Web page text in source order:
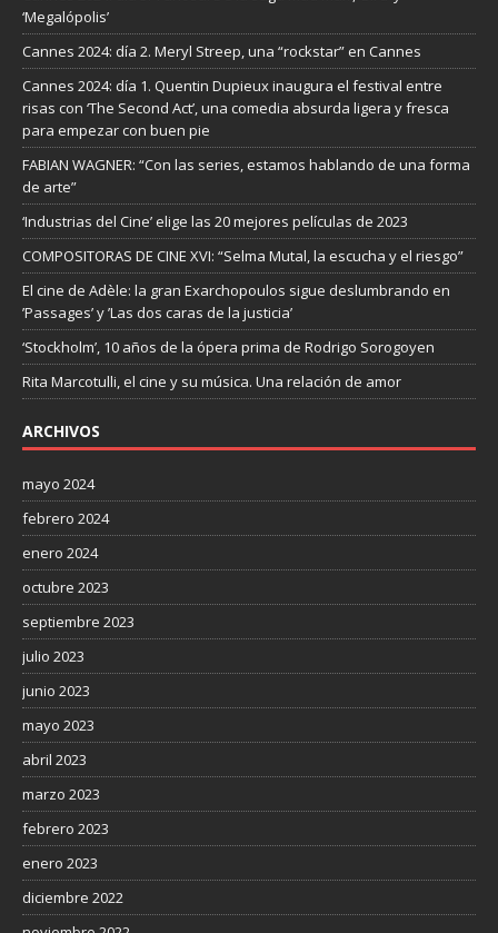
‘Megalópolis’
Cannes 2024: día 2. Meryl Streep, una “rockstar” en Cannes
Cannes 2024: día 1. Quentin Dupieux inaugura el festival entre
risas con ‘The Second Act’, una comedia absurda ligera y fresca
para empezar con buen pie
FABIAN WAGNER: “Con las series, estamos hablando de una forma
de arte”
‘Industrias del Cine’ elige las 20 mejores películas de 2023
COMPOSITORAS DE CINE XVI: “Selma Mutal, la escucha y el riesgo”
El cine de Adèle: la gran Exarchopoulos sigue deslumbrando en
’Passages’ y ’Las dos caras de la justicia’
‘Stockholm’, 10 años de la ópera prima de Rodrigo Sorogoyen
Rita Marcotulli, el cine y su música. Una relación de amor
ARCHIVOS
mayo 2024
febrero 2024
enero 2024
octubre 2023
septiembre 2023
julio 2023
junio 2023
mayo 2023
abril 2023
marzo 2023
febrero 2023
enero 2023
diciembre 2022